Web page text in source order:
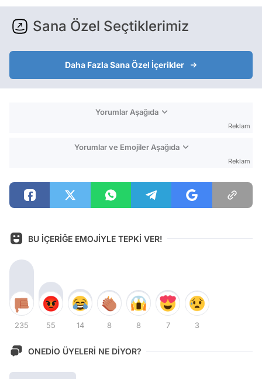
Sana Özel Seçtiklerimiz
Daha Fazla Sana Özel İçerikler
Yorumlar Aşağıda
Reklam
Yorumlar ve Emojiler Aşağıda
Reklam
BU İÇERİĞE EMOJİYLE TEPKİ VER!
235 55 14 8 8 7 3
ONEDİO ÜYELERİ NE DİYOR?